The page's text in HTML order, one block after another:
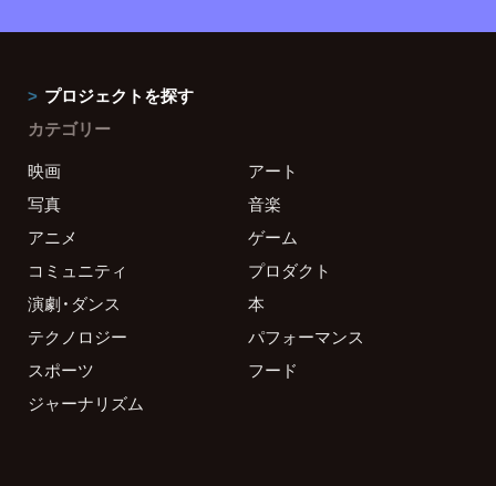
プロジェクトを探す
カテゴリー
映画
アート
写真
音楽
アニメ
ゲーム
コミュニティ
プロダクト
演劇・ダンス
本
テクノロジー
パフォーマンス
スポーツ
フード
ジャーナリズム